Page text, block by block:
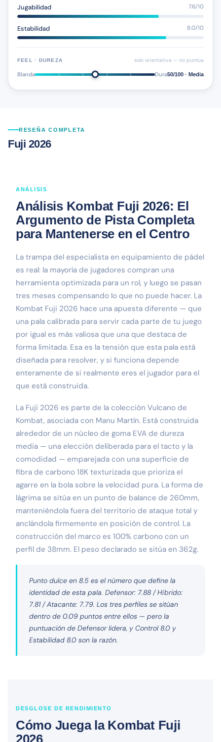
Jugabilidad 7.6/10
Estabilidad 8.0/10
FEEL · DUREZA solo orientativa — no puntúa
Blanda Dura50/100 · Media
RESEÑA COMPLETA
Fuji 2026
ANÁLISIS
Análisis Kombat Fuji 2026: El
Argumento de Pista Completa
para Mantenerse en el Centro
La trampa del especialista en equipamiento de pádel
es real: la mayoría de jugadores compran una
herramienta optimizada para un rol, y luego se pasan
tres meses compensando lo que no puede hacer. La
Kombat Fuji 2026 hace una apuesta diferente — que
una pala calibrada para servir cada parte de tu juego
por igual es más valiosa que una que destaca de
forma limitada. Esa es la tensión que esta pala está
diseñada para resolver, y si funciona depende
enteramente de si realmente eres el jugador para el
que está construida.
La Fuji 2026 es parte de la colección Vulcano de
Kombat, asociada con Manu Martín. Está construida
alrededor de un núcleo de goma EVA de dureza
media — una elección deliberada para el tacto y la
comodidad — emparejada con una superficie de
fibra de carbono 18K texturizada que prioriza el
agarre en la bola sobre la velocidad pura. La forma de
lágrima se sitúa en un punto de balance de 260mm,
manteniéndola fuera del territorio de ataque total y
anclándola firmemente en posición de control. La
construcción del marco es 100% carbono con un
perfil de 38mm. El peso declarado se sitúa en 362g.
Punto dulce en 8.5 es el número que define la
identidad de esta pala. Defensor: 7.88 / Híbrido:
7.81 / Atacante: 7.79. Los tres perfiles se sitúan
dentro de 0.09 puntos entre ellos — pero la
puntuación de Defensor lidera, y Control 8.0 y
Estabilidad 8.0 son la razón.
DESGLOSE DE RENDIMIENTO
Cómo Juega la Kombat Fuji
2026